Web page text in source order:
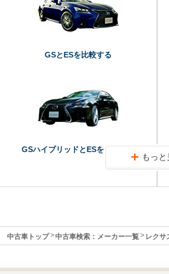
GSとESを比較する
GSハイブリッドとESを比較する
もっと
中古車トップ 中古車検索：メーカー一覧 レクサ